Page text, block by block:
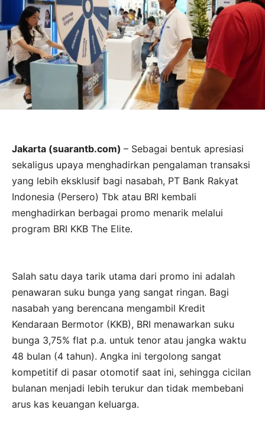
Jakarta (suarantb.com) – Sebagai bentuk apresiasi
sekaligus upaya menghadirkan pengalaman transaksi
yang lebih eksklusif bagi nasabah, PT Bank Rakyat
Indonesia (Persero) Tbk atau BRI kembali
menghadirkan berbagai promo menarik melalui
program BRI KKB The Elite.
Salah satu daya tarik utama dari promo ini adalah
penawaran suku bunga yang sangat ringan. Bagi
nasabah yang berencana mengambil Kredit
Kendaraan Bermotor (KKB), BRI menawarkan suku
bunga 3,75% flat p.a. untuk tenor atau jangka waktu
48 bulan (4 tahun). Angka ini tergolong sangat
kompetitif di pasar otomotif saat ini, sehingga cicilan
bulanan menjadi lebih terukur dan tidak membebani
arus kas keuangan keluarga.